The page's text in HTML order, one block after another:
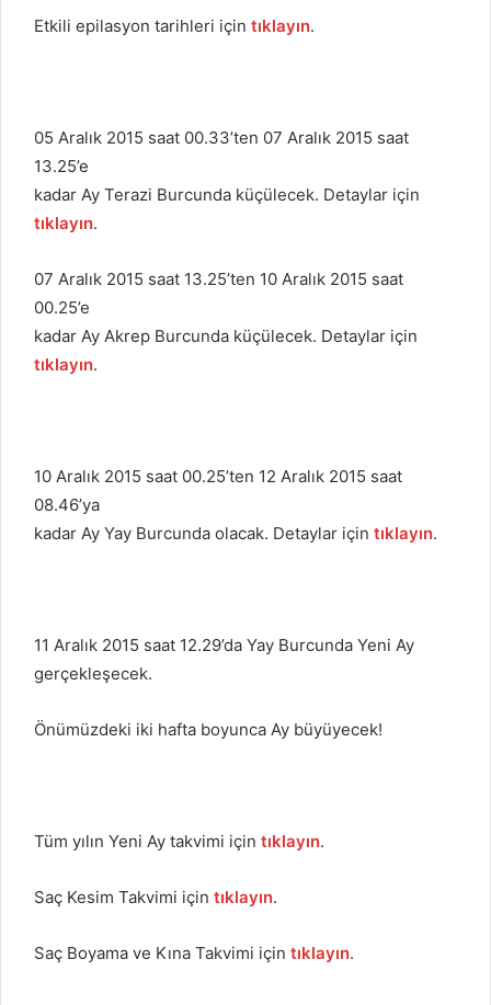
Etkili epilasyon tarihleri için tıklayın.
05 Aralık 2015 saat 00.33’ten 07 Aralık 2015 saat
13.25’e
kadar Ay Terazi Burcunda küçülecek. Detaylar için
tıklayın.
07 Aralık 2015 saat 13.25’ten 10 Aralık 2015 saat
00.25’e
kadar Ay Akrep Burcunda küçülecek. Detaylar için
tıklayın.
10 Aralık 2015 saat 00.25’ten 12 Aralık 2015 saat
08.46’ya
kadar Ay Yay Burcunda olacak. Detaylar için tıklayın.
11 Aralık 2015 saat 12.29’da Yay Burcunda Yeni Ay
gerçekleşecek.
Önümüzdeki iki hafta boyunca Ay büyüyecek!
Tüm yılın Yeni Ay takvimi için tıklayın.
Saç Kesim Takvimi için tıklayın.
Saç Boyama ve Kına Takvimi için tıklayın.